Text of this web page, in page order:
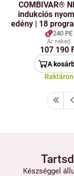
COMBIVAR®
indukciós
edény | 18
lassú főzés &240 PE
Ár neked
107 190
A
Raktáron
Készséggel